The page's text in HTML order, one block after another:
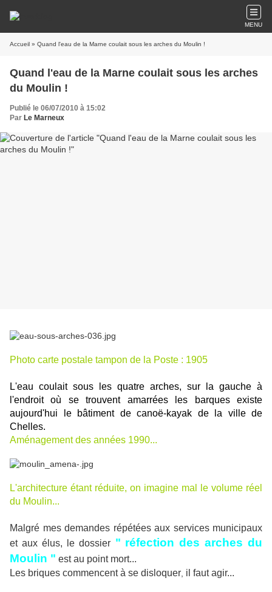
MENU
Accueil » Quand l'eau de la Marne coulait sous les arches du Moulin !
Quand l'eau de la Marne coulait sous les arches
du Moulin !
Publié le 06/07/2010 à 15:02
Par Le Marneux
Photo carte postale tampon de la Poste : 1905
L'eau coulait sous les quatre arches, sur la gauche à
l'endroit où se trouvent amarrées les barques existe
aujourd'hui le bâtiment de canoë-kayak de la ville de
Chelles.
Aménagement des années 1990...
L'architecture étant réduite, on imagine mal le volume réel
du Moulin...
Malgré mes demandes répétées aux services municipaux
et aux élus, le dossier " réfection des arches du
Moulin " est au point mort...
Les briques commencent à se disloquer il faut agir...